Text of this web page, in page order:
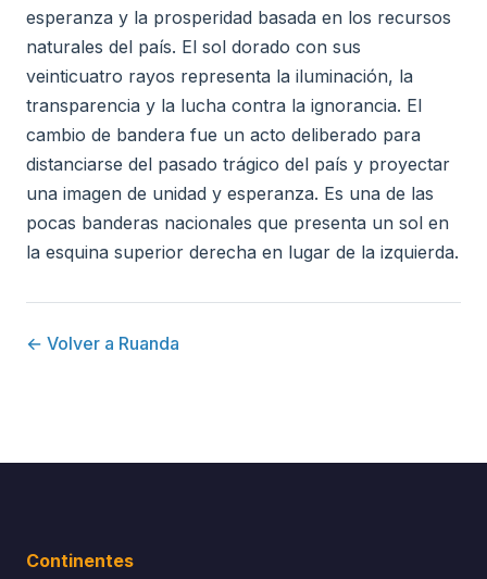
esperanza y la prosperidad basada en los recursos
naturales del país. El sol dorado con sus
veinticuatro rayos representa la iluminación, la
transparencia y la lucha contra la ignorancia. El
cambio de bandera fue un acto deliberado para
distanciarse del pasado trágico del país y proyectar
una imagen de unidad y esperanza. Es una de las
pocas banderas nacionales que presenta un sol en
la esquina superior derecha en lugar de la izquierda.
← Volver a Ruanda
Continentes